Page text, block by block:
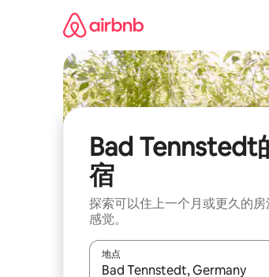
Bad Tennstedt
宿
探索可以住上一个月或更久的
感觉。
地点
如有搜索结果，请使用上下方向